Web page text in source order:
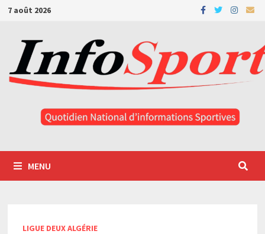
Passer
contenu
7 août 2026
MENU
LIGUE DEUX ALGÉRIE